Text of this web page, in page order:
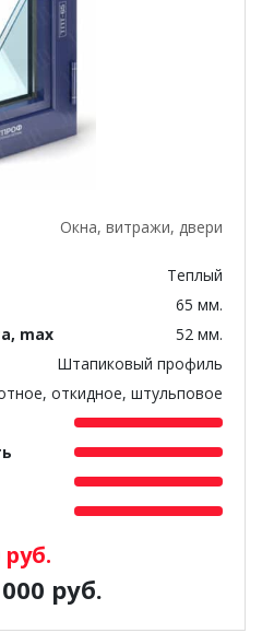
Окна, витражи, двери
Теплый
65 мм.
max
52 мм.
Штапиковый профиль
откидное, штульповое
руб.
руб.